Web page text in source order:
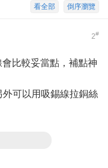
倒序瀏覽
看全部
2#
比較妥當點，補點神
可以用吸錫線拉銅絲